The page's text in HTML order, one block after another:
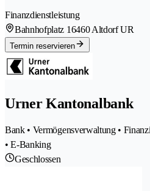
Finanzdienstleistung
Bahnhofplatz 16460 Altdorf UR
Termin reservieren
Urner Kantonalbank
Bank • Vermögensverwaltung •
• E-Banking
Geschlossen